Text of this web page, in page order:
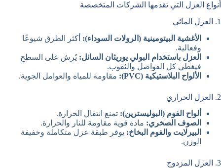
أنواع العزل التي تقدمها الشركات المتخصصة
1. العزل المائي
الأغشية البيتومينية (الرولات السوداء): أكثر الطرق شيوعًا
وفعالية.
العزل باستخدام البولي يوريثان السائل: يُرش على السطح
فيغطي كل الفواصل والثقوب.
الألواح البلاستيكية (PVC):
مقاومة للمياه والعوامل الجوية.
2. العزل الحراري
ألواح الفوم (البوليسترين): تمنع انتقال الحرارة.
الصوف الصخري: مادة قوية مقاومة للنار والحرارة.
البيرلايت والفوم البخاخ: يوفر طبقة عزل متكاملة وخفيفة
الوزن.
3. العزل المزدوج